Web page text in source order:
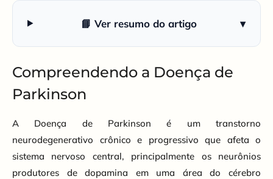
📘 Ver resumo do artigo ▾
Compreendendo a Doença de
Parkinson
A Doença de Parkinson é um transtorno
neurodegenerativo crônico e progressivo que afeta o
sistema nervoso central, principalmente os neurônios
produtores de dopamina em uma área do cérebro